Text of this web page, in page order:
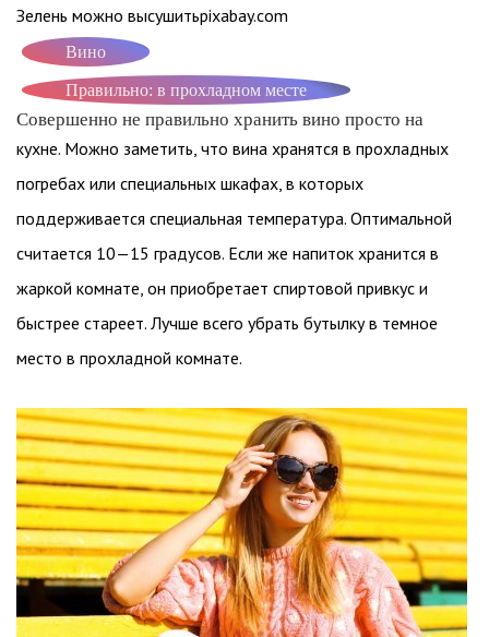
Зелень можно высушитьpixabay.com
Вино
Правильно: в прохладном месте
Совершенно не правильно хранить вино просто на
кухне. Можно заметить, что вина хранятся в прохладных
погребах или специальных шкафах, в которых
поддерживается специальная температура. Оптимальной
считается 10—15 градусов. Если же напиток хранится в
жаркой комнате, он приобретает спиртовой привкус и
быстрее стареет. Лучше всего убрать бутылку в темное
место в прохладной комнате.